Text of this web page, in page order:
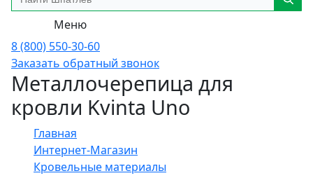
Меню
8 (800) 550-30-60
Заказать обратный звонок
Металлочерепица для
кровли Kvinta Uno
Главная
Интернет-Магазин
Кровельные материалы